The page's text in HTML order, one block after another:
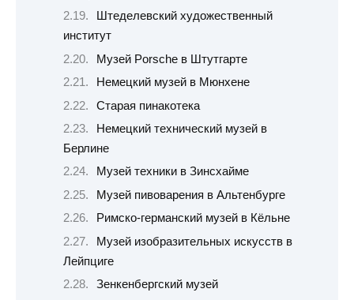
Штеделевский художественный
институт
Музей Porsche в Штутгарте
Немецкий музей в Мюнхене
Старая пинакотека
Немецкий технический музей в
Берлине
Музей техники в Зинсхайме
Музей пивоварения в Альтенбурге
Римско-германский музей в Кёльне
Музей изобразительных искусств в
Лейпциге
Зенкенбергский музей